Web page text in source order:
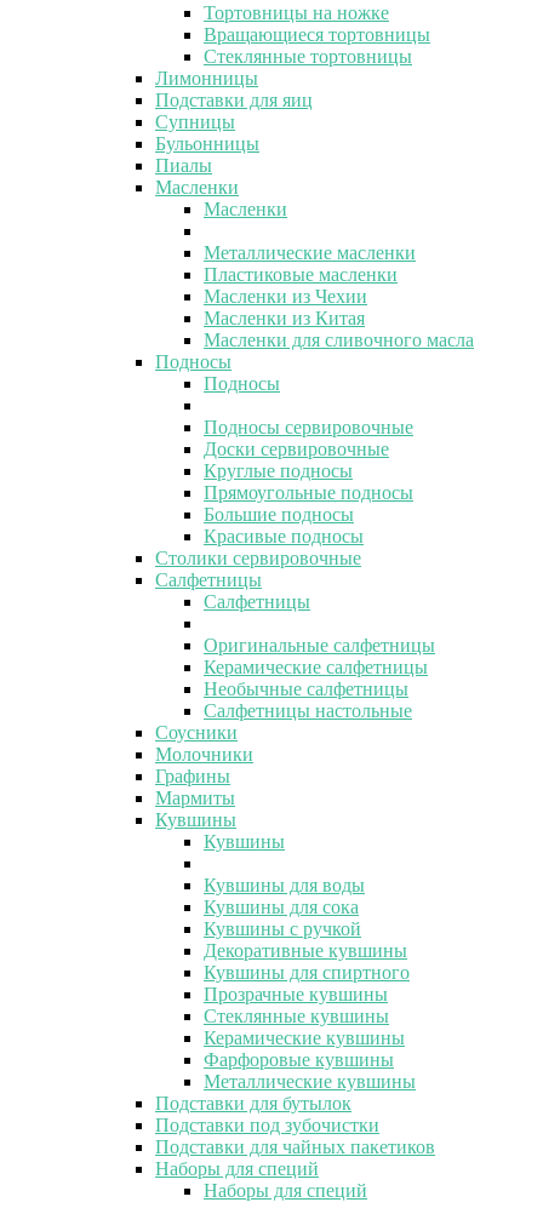
Тортовницы на ножке
Вращающиеся тортовницы
Стеклянные тортовницы
Лимонницы
Подставки для яиц
Супницы
Бульонницы
Пиалы
Масленки
Масленки
Металлические масленки
Пластиковые масленки
Масленки из Чехии
Масленки из Китая
Масленки для сливочного масла
Подносы
Подносы
Подносы сервировочные
Доски сервировочные
Круглые подносы
Прямоугольные подносы
Большие подносы
Красивые подносы
Столики сервировочные
Салфетницы
Салфетницы
Оригинальные салфетницы
Керамические салфетницы
Необычные салфетницы
Салфетницы настольные
Соусники
Молочники
Графины
Мармиты
Кувшины
Кувшины
Кувшины для воды
Кувшины для сока
Кувшины с ручкой
Декоративные кувшины
Кувшины для спиртного
Прозрачные кувшины
Стеклянные кувшины
Керамические кувшины
Фарфоровые кувшины
Металлические кувшины
Подставки для бутылок
Подставки под зубочистки
Подставки для чайных пакетиков
Наборы для специй
Наборы для специй